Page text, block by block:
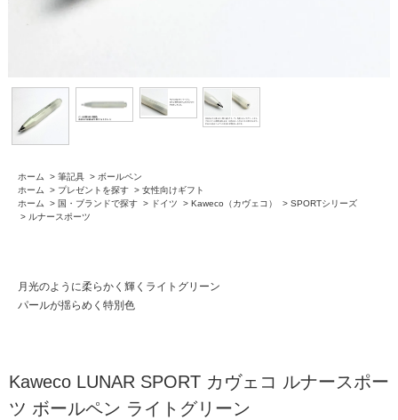
ホーム > 筆記具 > ボールペン
ホーム
> プレゼントを探す > 女性向けギフト
ホーム
> 国・ブランドで探す > ドイツ > Kaweco（カヴェコ） > SPORTシリーズ
> ルナースポーツ
月光のように柔らかく輝くライトグリーン
パールが揺らめく特別色
Kaweco LUNAR SPORT カヴェコ ルナースポー
ツ ボールペン ライトグリーン